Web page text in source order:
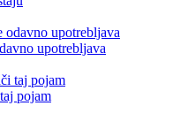
upotrebljava
pojam